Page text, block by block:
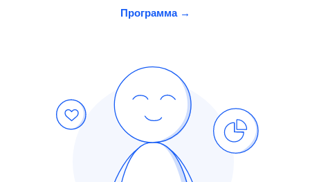
Программа →